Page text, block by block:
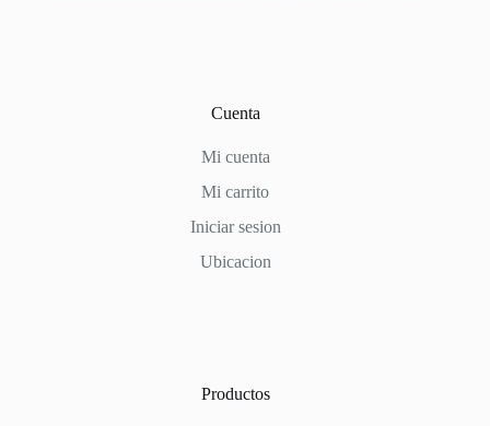
Cuenta
Mi cuenta
Mi carrito
Iniciar sesion
Ubicacion
Productos